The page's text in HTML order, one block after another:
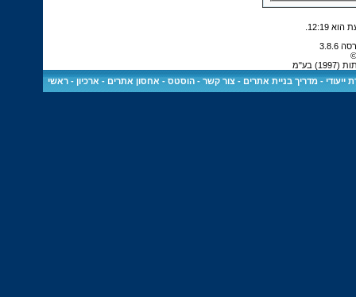
12:19
.
בע"מ
ייעודי -מדריך בניית אתרים -צור קשר -הוסטס - אחסון אתרים - ארכיון -ראשי